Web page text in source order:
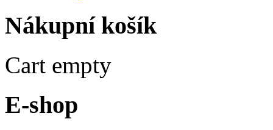
Nákupní košík
Cart empty
E-shop